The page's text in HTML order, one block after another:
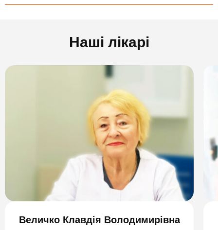
Наші лікарі
Величко Клавдія Володимирівна